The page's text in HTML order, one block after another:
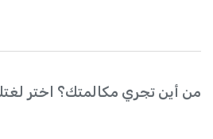
من أين تجري مكالمتك؟ اختر